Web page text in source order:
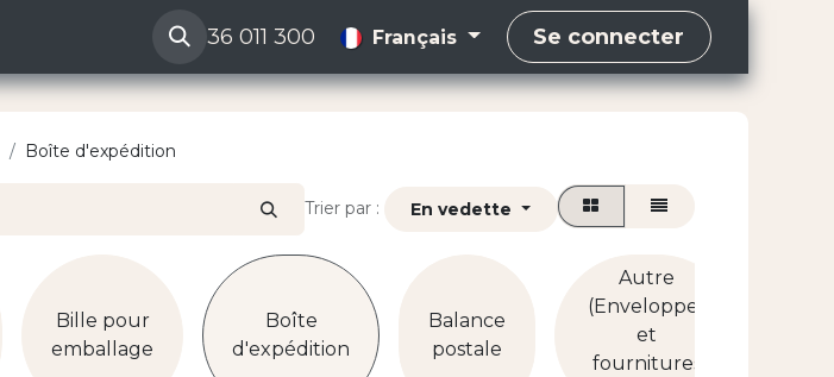
36 011 300 Français Se connecter
Boîte d'expédition
Trier par : En vedette
Bille pour
emballage
Boîte
d'expédition
Balance
postale
Autre
(Enveloppes
et
fournitures